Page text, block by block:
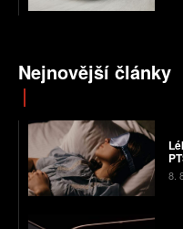
Nejnovější články
8.